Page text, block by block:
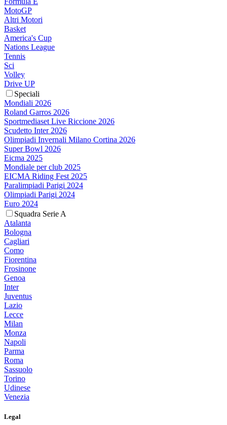
MotoGP
Altri Motori
Basket
America's Cup
Nations League
Tennis
Sci
Volley
Drive UP
Speciali
Mondiali 2026
Roland Garros 2026
Sportmediaset Live Riccione 2026
Scudetto Inter 2026
Olimpiadi Invernali Milano Cortina 2026
Super Bowl 2026
Eicma 2025
Mondiale per club 2025
EICMA Riding Fest 2025
Paralimpiadi Parigi 2024
Olimpiadi Parigi 2024
Euro 2024
Squadra Serie A
Atalanta
Bologna
Cagliari
Como
Fiorentina
Frosinone
Genoa
Inter
Juventus
Lazio
Lecce
Milan
Monza
Napoli
Parma
Roma
Sassuolo
Torino
Udinese
Venezia
Legal